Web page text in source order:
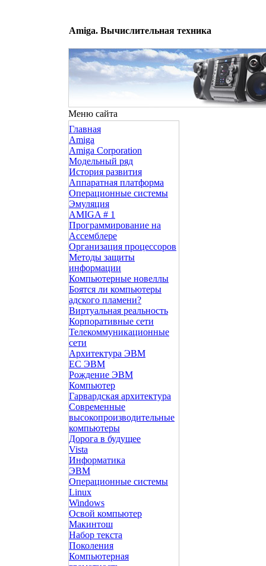
Amiga. Вычислительная техника
Меню сайта
Главная
Amiga
Amiga Corporation
Модельный ряд
История развития
Аппаратная платформа
Операционные системы
Эмуляция
AMIGA # 1
Программирование на
Ассемблере
Организация процессоров
Методы защиты
информации
Компьютерные новеллы
Боятся ли компьютеры
адского пламени?
Виртуальная реальность
Корпоративные сети
Телекоммуникационные
сети
Архитектура ЭВМ
ЕС ЭВМ
Рождение ЭВМ
Компьютер
Гарвардская архитектура
Современные
высокопроизводительные
компьютеры
Дорога в будущее
Vista
Инфоpматика
ЭВМ
Операционные системы
Linux
Windows
Освой компьютер
Макинтош
Набор текста
Поколения
Компьютерная